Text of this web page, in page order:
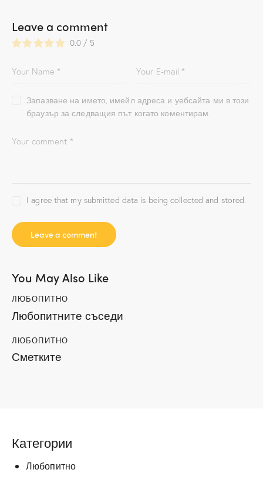
Leave a comment
0.0 / 5
Запазване на името, имейл адреса и уебсайта ми в този
браузър за следващия път когато коментирам.
I agree that my submitted data is being collected and stored.
You May Also Like
ЛЮБОПИТНО
Любопитните съседи
ЛЮБОПИТНО
Сметките
Категории
Любопитно